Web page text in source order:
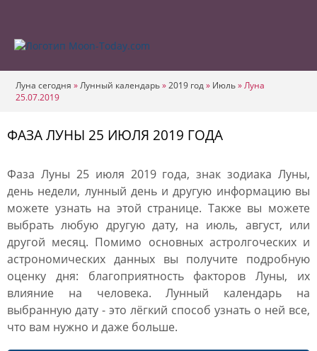
Луна сегодня »Лунный календарь»2019 год» Июль»Луна
25.07.2019
ФАЗА ЛУНЫ 25 ИЮЛЯ 2019 ГОДА
Фаза Луны 25 июля 2019 года, знак зодиака Луны,
день недели, лунный день и другую информацию вы
можете узнать на этой странице. Также вы можете
выбрать любую другую дату, на июль, август, или
другой месяц. Помимо основных астролгоческих и
астрономических данных вы получите подробную
оценку дня: благоприятность факторов Луны, их
влияние на человека. Лунный календарь на
выбранную дату - это лёгкий способ узнать о ней все,
что вам нужно и даже больше.